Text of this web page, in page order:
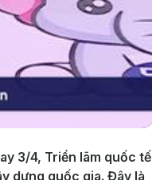
3/4, Triển lãm quốc tế
dựng quốc gia. Đây là